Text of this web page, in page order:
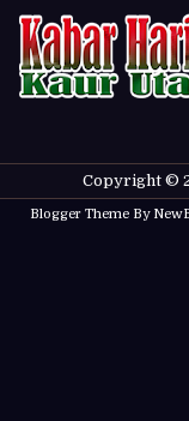
Copyright ©
Blogger Theme By